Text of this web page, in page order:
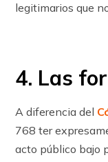
legitimarios que
4. Las
A diferencia del
768 ter
acto público bajo